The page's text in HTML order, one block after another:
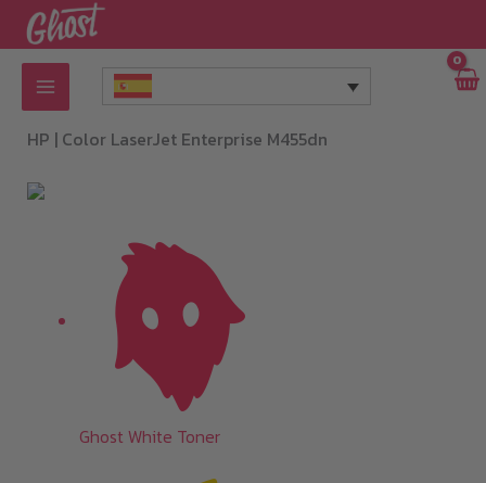
al
contenido
HP | Color LaserJet Enterprise M455dn
Ghost White Toner